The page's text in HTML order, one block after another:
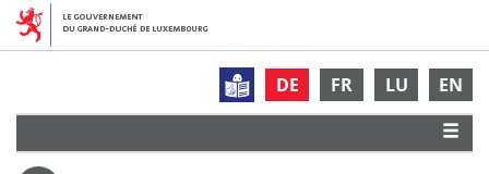
DE FR LU EN